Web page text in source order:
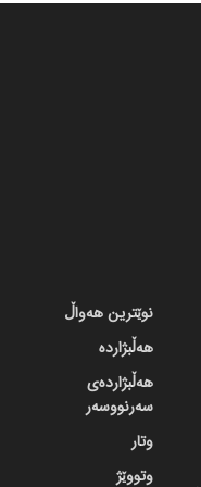
نوێترین هەواڵ
هەڵبژاردە
هەڵبژاردەی
سەرنووسەر
وتار
وتووێژ